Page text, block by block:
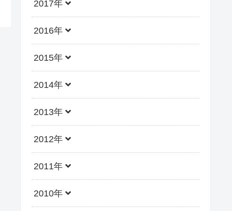
2017年
2016年
2015年
2014年
2013年
2012年
2011年
2010年